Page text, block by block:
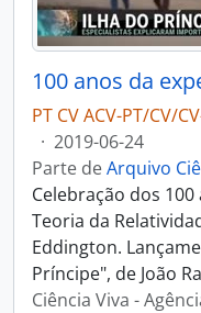
PT CV ACV-PT/CV/
· 2019-06-24
Parte deArquivo
Celebração dos
Teoria da
Eddington.
Príncipe", de João
Ciência Viva -